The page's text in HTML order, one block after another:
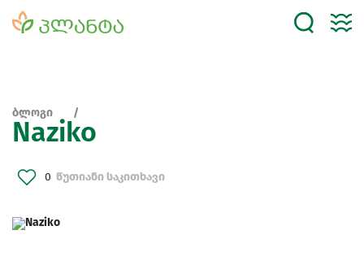
ბლოგი
Naziko
0 წუთიანი საკითხავი